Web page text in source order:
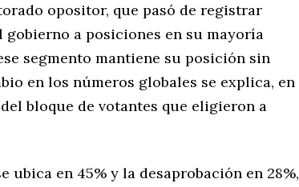
opositor, que pasó de registrar
a posiciones en su mayoría
segmento mantiene su posición sin
en los números globales se explica, en
bloque de votantes que eligieron a
ubica en 45% y la desaprobación en 28%,